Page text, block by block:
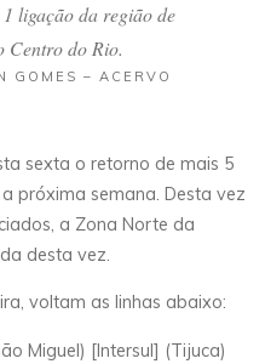
ligação da região de
Centro do Rio.
GOMES – ACERVO
sexta o retorno de mais 5
próxima semana. Desta vez
a Zona Norte da
desta vez.
voltam as linhas abaixo:
Miguel) [Intersul] (Tijuca)